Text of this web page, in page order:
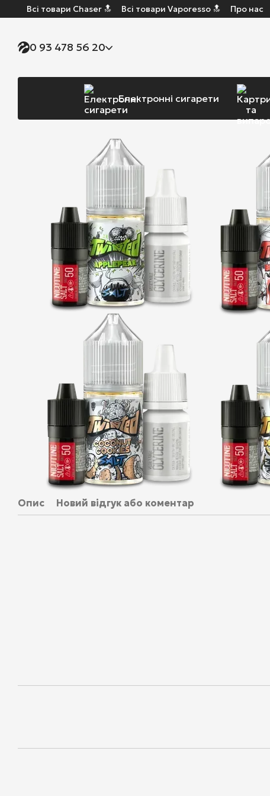
Перейти до основного контенту
Всі товари Chaser 🔝 Всі товари Vaporesso 🔝 Про нас
0 93 478 56 20
Електронні сигарети
Опис Новий відгук або коментар